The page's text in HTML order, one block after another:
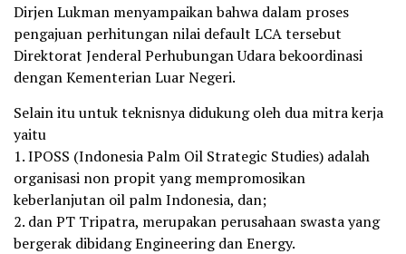
Dirjen Lukman menyampaikan bahwa dalam proses
pengajuan perhitungan nilai default LCA tersebut
Direktorat Jenderal Perhubungan Udara bekoordinasi
dengan Kementerian Luar Negeri.
Selain itu untuk teknisnya didukung oleh dua mitra kerja
yaitu
1. IPOSS (Indonesia Palm Oil Strategic Studies) adalah
organisasi non propit yang mempromosikan
keberlanjutan oil palm Indonesia, dan;
2. dan PT Tripatra, merupakan perusahaan swasta yang
bergerak dibidang Engineering dan Energy.